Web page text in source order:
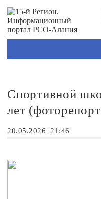
Спортивной
лет
20.05.2026 21:46